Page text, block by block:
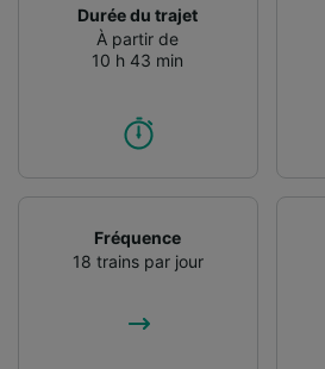
Durée du trajet
À partir de
10 h 43 min
Fréquence
18 trains par jour